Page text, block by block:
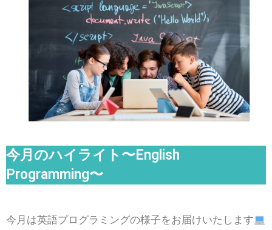
今月のハイライト〜English
Programming〜
今月は英語プログラミングの様子をお届けいたします